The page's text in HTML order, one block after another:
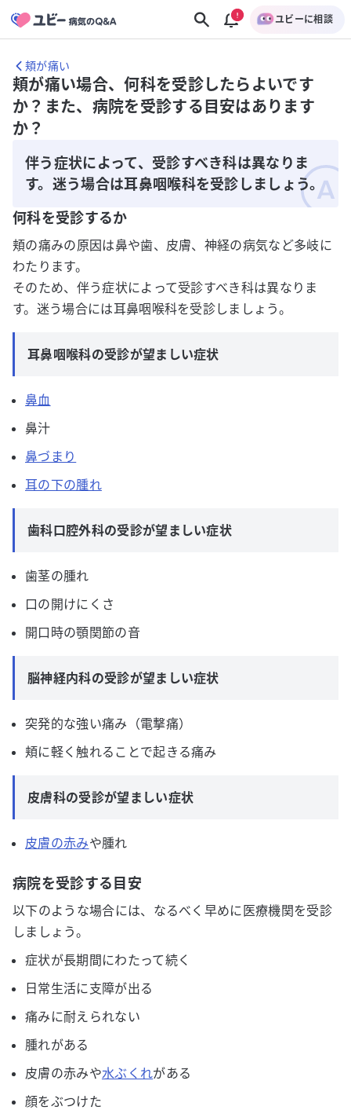
ユビーに相談
頬が痛い
頬が痛い場合、何科を受診したらよいです
か？また、病院を受診する目安はあります
か？
伴う症状によって、受診すべき科は異なりま
す。迷う場合は耳鼻咽喉科を受診しましょう。
何科を受診するか
頬の痛みの原因は鼻や歯、皮膚、神経の病気など多岐に
わたります。
そのため、伴う症状によって受診すべき科は異なりま
す。迷う場合には耳鼻咽喉科を受診しましょう。
耳鼻咽喉科の受診が望ましい症状
鼻血
鼻汁
鼻づまり
耳の下の腫れ
歯科口腔外科の受診が望ましい症状
歯茎の腫れ
口の開けにくさ
開口時の顎関節の音
脳神経内科の受診が望ましい症状
突発的な強い痛み（電撃痛）
頬に軽く触れることで起きる痛み
皮膚科の受診が望ましい症状
皮膚の赤みや腫れ
病院を受診する目安
以下のような場合には、なるべく早めに医療機関を受診
しましょう。
症状が長期間にわたって続く
日常生活に支障が出る
痛みに耐えられない
腫れがある
皮膚の赤みや水ぶくれがある
顔をぶつけた